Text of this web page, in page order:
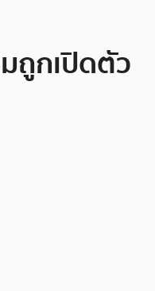
ถูกเปิดตัว